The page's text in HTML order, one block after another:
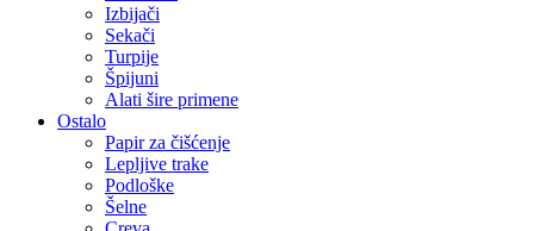
Izbijači
Sekači
Turpije
Špijuni
Alati šire primene
Ostalo
Papir za čišćenje
Lepljive trake
Podloške
Šelne